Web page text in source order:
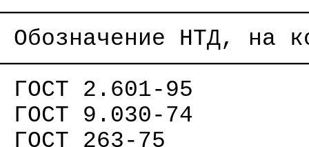
Обозначение НТД, на
ГОСТ 2.601-95
ГОСТ 9.030-74
ГОСТ 263-75